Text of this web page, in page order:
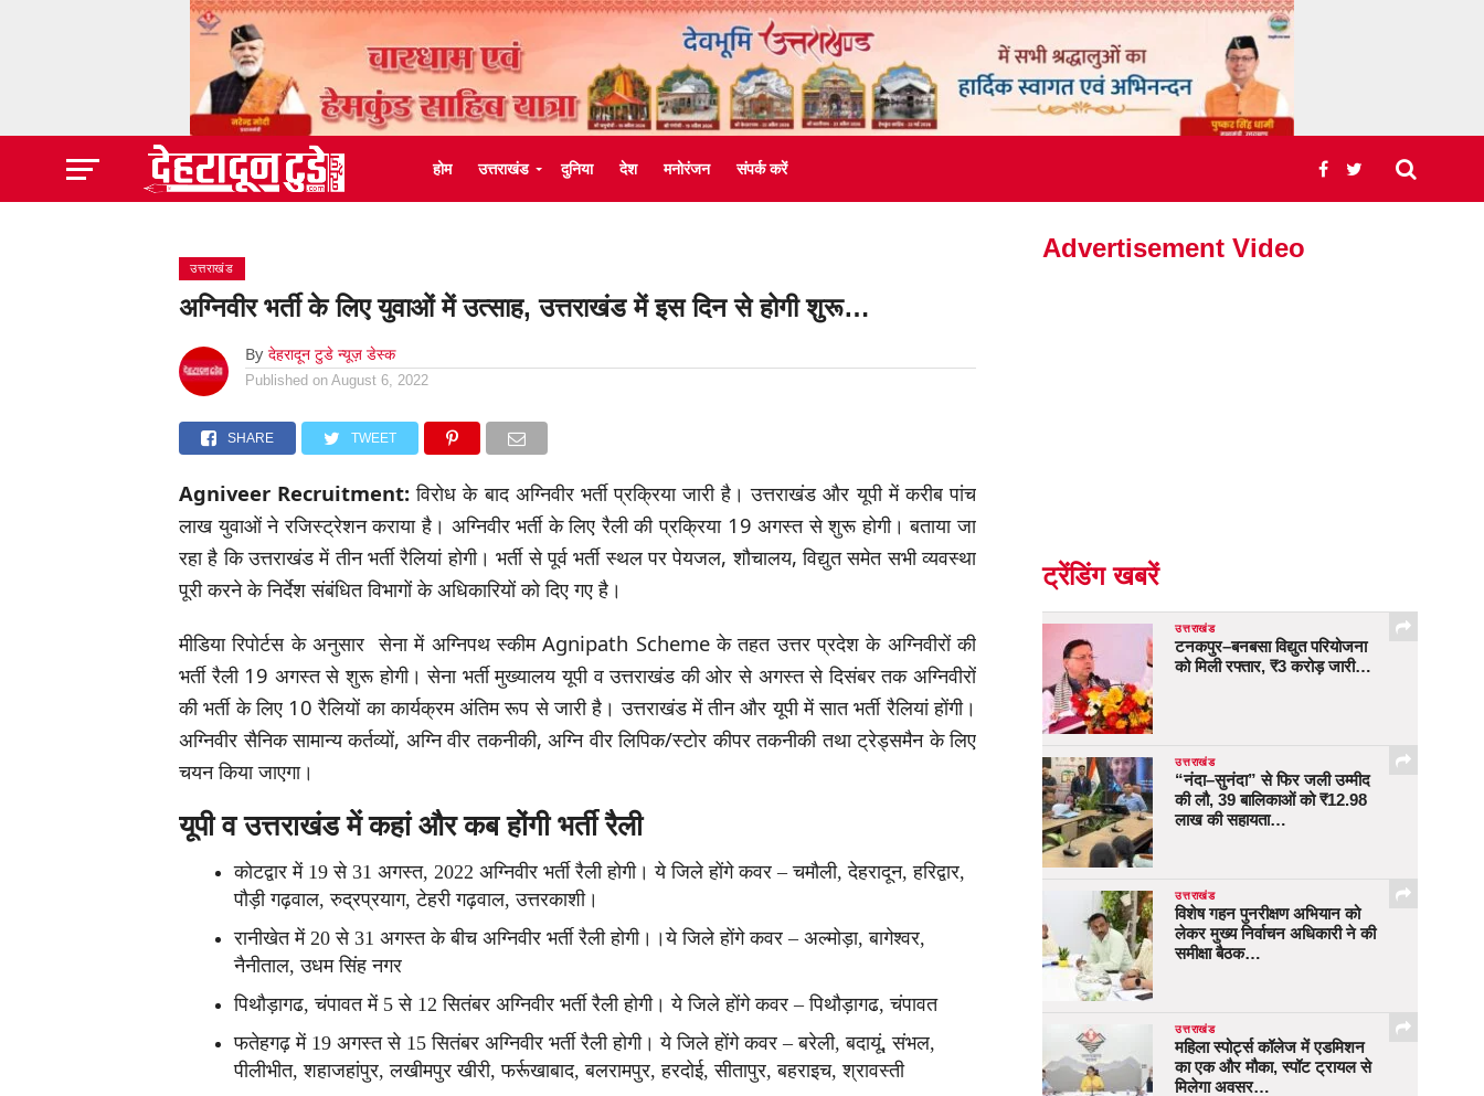
होम उत्तराखंड दुनिया देश मनोरंजन संपर्क करें
उत्तराखंड
अग्निवीर भर्ती के लिए युवाओं में उत्साह, उत्तराखंड में इस दिन से होगी शुरू…
By देहरादून टुडे न्यूज़ डेस्क
Published on August 6, 2022
SHARE TWEET
Agniveer Recruitment: विरोध के बाद अग्निवीर भर्ती प्रक्रिया जारी है। उत्तराखंड और यूपी में करीब पांच
लाख युवाओं ने रजिस्ट्रेशन कराया है। अग्निवीर भर्ती के लिए रैली की प्रक्रिया 19 अगस्त से शुरू होगी। बताया जा
रहा है कि उत्तराखंड में तीन भर्ती रैलियां होगी। भर्ती से पूर्व भर्ती स्थल पर पेयजल, शौचालय, विद्युत समेत सभी व्यवस्था
पूरी करने के निर्देश संबंधित विभागों के अधिकारियों को दिए गए है।
मीडिया रिपोर्टस के अनुसार सेना में अग्निपथ स्कीम Agnipath Scheme के तहत उत्तर प्रदेश के अग्निवीरों की
भर्ती रैली 19 अगस्त से शुरू होगी। सेना भर्ती मुख्यालय यूपी व उत्तराखंड की ओर से अगस्त से दिसंबर तक अग्निवीरों
की भर्ती के लिए 10 रैलियों का कार्यक्रम अंतिम रूप से जारी है। उत्तराखंड में तीन और यूपी में सात भर्ती रैलियां होंगी।
अग्निवीर सैनिक सामान्य कर्तव्यों, अग्नि वीर तकनीकी, अग्नि वीर लिपिक/स्टोर कीपर तकनीकी तथा ट्रेड्समैन के लिए
चयन किया जाएगा।
यूपी व उत्तराखंड में कहां और कब होंगी भर्ती रैली
कोटद्वार में 19 से 31 अगस्त, 2022 अग्निवीर भर्ती रैली होगी। ये जिले होंगे कवर – चमौली, देहरादून, हरिद्वार,
पौड़ी गढ़वाल, रुद्रप्रयाग, टेहरी गढ़वाल, उत्तरकाशी।
रानीखेत में 20 से 31 अगस्त के बीच अग्निवीर भर्ती रैली होगी।।ये जिले होंगे कवर – अल्मोड़ा, बागेश्वर,
नैनीताल, उधम सिंह नगर
पिथौड़ागढ, चंपावत में 5 से 12 सितंबर अग्निवीर भर्ती रैली होगी। ये जिले होंगे कवर – पिथौड़ागढ, चंपावत
फतेहगढ़ में 19 अगस्त से 15 सितंबर अग्निवीर भर्ती रैली होगी। ये जिले होंगे कवर – बरेली, बदायूं, संभल,
पीलीभीत, शहाजहांपुर, लखीमपुर खीरी, फर्रूखाबाद, बलरामपुर, हरदोई, सीतापुर, बहराइच, श्रावस्ती
Advertisement Video
ट्रेंडिंग खबरें
उत्तराखंड
टनकपुर–बनबसा विद्युत परियोजना
को मिली रफ्तार, ₹3 करोड़ जारी…
उत्तराखंड
“नंदा–सुनंदा” से फिर जली उम्मीद
की लौ, 39 बालिकाओं को ₹12.98
लाख की सहायता…
उत्तराखंड
विशेष गहन पुनरीक्षण अभियान को
लेकर मुख्य निर्वाचन अधिकारी ने की
समीक्षा बैठक…
उत्तराखंड
महिला स्पोर्ट्स कॉलेज में एडमिशन
का एक और मौका, स्पॉट ट्रायल से
मिलेगा अवसर…